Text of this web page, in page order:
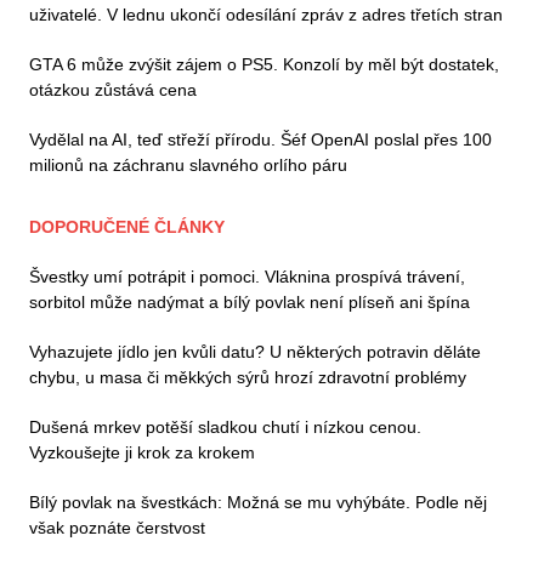
uživatelé. V lednu ukončí odesílání zpráv z adres třetích stran
GTA 6 může zvýšit zájem o PS5. Konzolí by měl být dostatek,
otázkou zůstává cena
Vydělal na AI, teď střeží přírodu. Šéf OpenAI poslal přes 100
milionů na záchranu slavného orlího páru
DOPORUČENÉ ČLÁNKY
Švestky umí potrápit i pomoci. Vláknina prospívá trávení,
sorbitol může nadýmat a bílý povlak není plíseň ani špína
Vyhazujete jídlo jen kvůli datu? U některých potravin děláte
chybu, u masa či měkkých sýrů hrozí zdravotní problémy
Dušená mrkev potěší sladkou chutí i nízkou cenou.
Vyzkoušejte ji krok za krokem
Bílý povlak na švestkách: Možná se mu vyhýbáte. Podle něj
však poznáte čerstvost